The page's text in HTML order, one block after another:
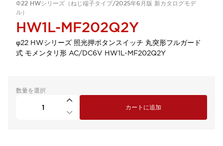
Φ22 HWシリーズ（ねじ端子タイプ/2025年6月版 新カタログモデ
ル）
HW1L-MF202Q2Y
φ22 HWシリーズ 照光押ボタンスイッチ 丸突形フルガード
式 モメンタリ形 AC/DC6V HW1L-MF202Q2Y
数量を選択
カートに追加